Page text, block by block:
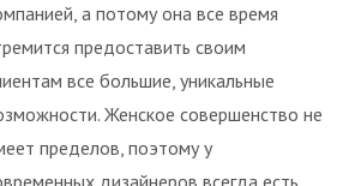
а потому она все время
предоставить своим
все большие, уникальные
Женское совершенство не
пределов, поэтому у
дизайнеров всегда есть